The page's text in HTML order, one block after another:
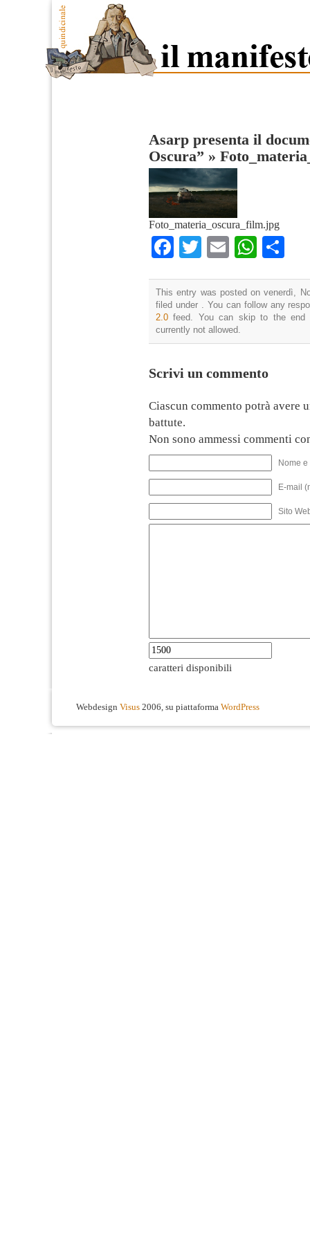
Asarp presenta il
Oscura” »
Foto_materia_oscura_film.jpg
Facebook
TwitterEmail
This entry was posted on venerdì,
filed under . You can follow any
2.0 feed. You can skip to the end
currently not allowed.
Scrivi un commento
Ciascun commento potrà avere
battute.
Non sono ammessi commenti
Nome
E-mail
Sito
caratteri disponibili
Webdesign Visus 2006, su piattaforma WordPress